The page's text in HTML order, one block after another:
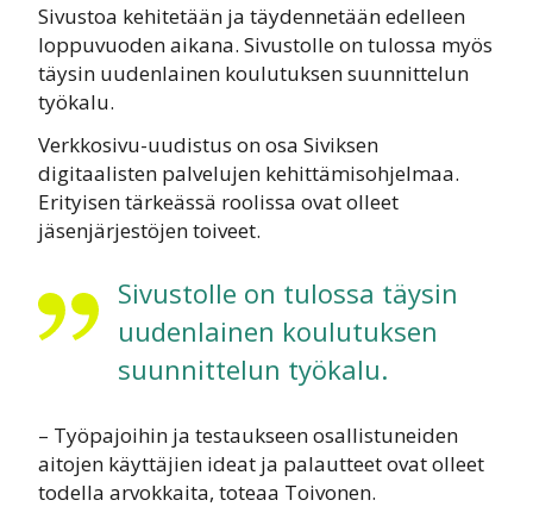
Sivustoa kehitetään ja täydennetään edelleen
loppuvuoden aikana. Sivustolle on tulossa myös
täysin uudenlainen koulutuksen suunnittelun
työkalu.
Verkkosivu-uudistus on osa Siviksen
digitaalisten palvelujen kehittämisohjelmaa.
Erityisen tärkeässä roolissa ovat olleet
jäsenjärjestöjen toiveet.
Sivustolle on tulossa täysin
uudenlainen koulutuksen
suunnittelun työkalu.
– Työpajoihin ja testaukseen osallistuneiden
aitojen käyttäjien ideat ja palautteet ovat olleet
todella arvokkaita, toteaa Toivonen.